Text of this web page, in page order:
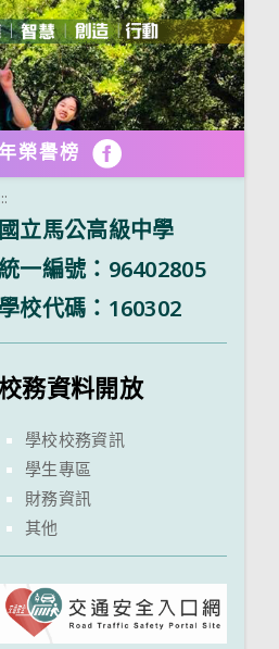
榮譽榜 FB
:::
國立馬公高級中學
一編號：96402805
學校代碼：160302
務資料開放
學校校務資訊
學生專區
財務資訊
其他